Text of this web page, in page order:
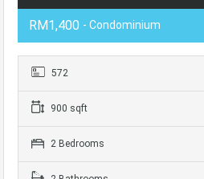
RM1,400 - Condominium
572
900 sqft
2 Bedrooms